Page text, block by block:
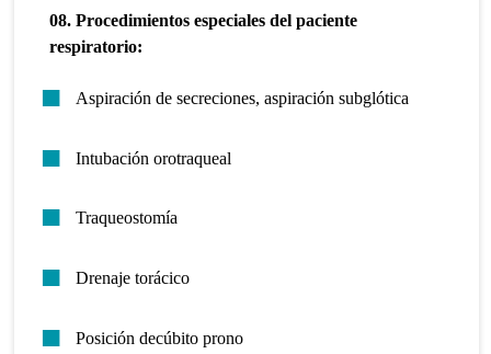
08. Procedimientos especiales del paciente
respiratorio:
Aspiración de secreciones, aspiración subglótica
Intubación orotraqueal
Traqueostomía
Drenaje torácico
Posición decúbito prono